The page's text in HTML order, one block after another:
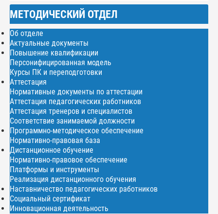
МЕТОДИЧЕСКИЙ ОТДЕЛ
Об отделе
Актуальные документы
Повышение квалификации
Персонифицированная модель
Курсы ПК и переподготовки
Аттестация
Нормативные документы по аттестации
Аттестация педагогических работников
Аттестация тренеров и специалистов
Соответствие занимаемой должности
Программно-методическое обеспечение
Нормативно-правовая база
Дистанционное обучение
Нормативно-правовое обеспечение
Платформы и инструменты
Реализация дистанционного обучения
Наставничество педагогических работников
Социальный сертификат
Инновационная деятельность